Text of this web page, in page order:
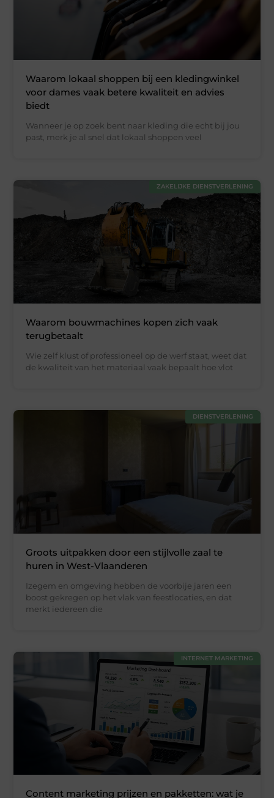
Waarom lokaal shoppen bij een kledingwinkel
voor dames vaak betere kwaliteit en advies
biedt
Wanneer je op zoek bent naar kleding die echt bij jou
past, merk je al snel dat lokaal shoppen veel
ZAKELIJKE DIENSTVERLENING
Waarom bouwmachines kopen zich vaak
terugbetaalt
Wie zelf klust of professioneel op de werf staat, weet dat
de kwaliteit van het materiaal vaak bepaalt hoe vlot
DIENSTVERLENING
Groots uitpakken door een stijlvolle zaal te
huren in West-Vlaanderen
Izegem en omgeving hebben de voorbije jaren een
boost gekregen op het vlak van feestlocaties, en dat
merkt iedereen die
INTERNET MARKETING
Content marketing prijzen en pakketten: wat je